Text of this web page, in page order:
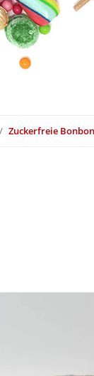
Zuckerfreie